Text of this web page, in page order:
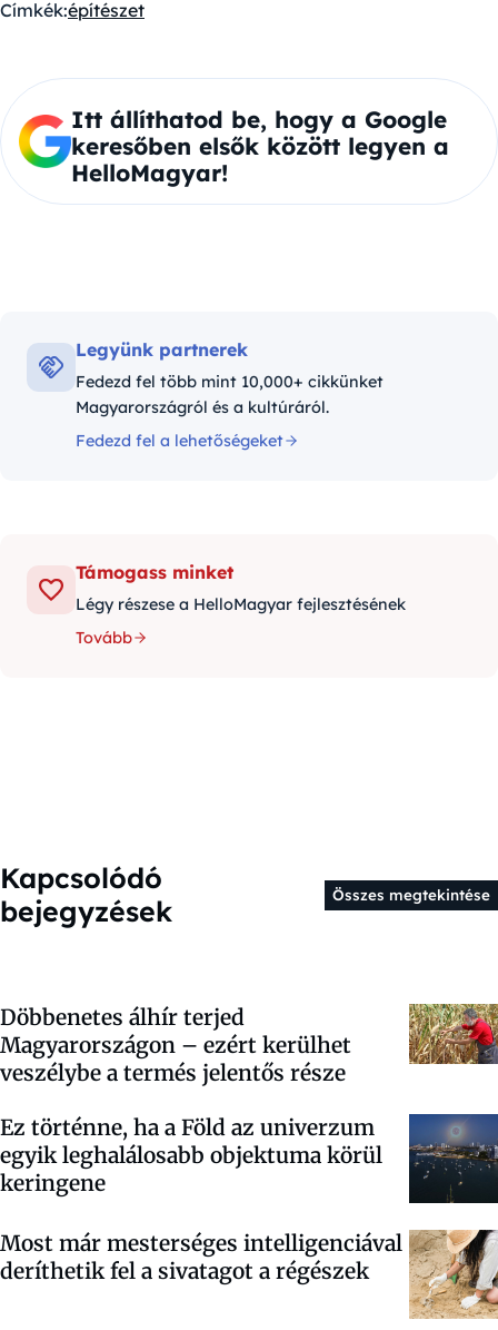
Címkék:építészet
Itt állíthatod be, hogy a Google
keresőben elsők között legyen a
HelloMagyar!
Legyünk partnerek
Fedezd fel több mint 10,000+ cikkünket
Magyarországról és a kultúráról.
Fedezd fel a lehetőségeket
Támogass minket
Légy részese a HelloMagyar fejlesztésének
Tovább
Kapcsolódó
bejegyzések
Összes megtekintése
Döbbenetes álhír terjed
Magyarországon – ezért kerülhet
veszélybe a termés jelentős része
Ez történne, ha a Föld az univerzum
egyik leghalálosabb objektuma körül
keringene
Most már mesterséges intelligenciával
deríthetik fel a sivatagot a régészek